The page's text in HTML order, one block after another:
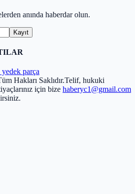
anında haberdar olun.
Kayıt
parça
Hakları Saklıdır.Telif, hukuki
için bize haberyc1@gmail.com